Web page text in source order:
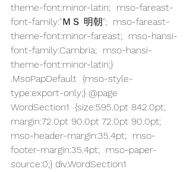
theme-font:minor-latin;  mso-fareast-
font-family:"ＭＳ 明朝";  mso-fareast-
theme-font:minor-fareast;  mso-hansi-
font-family:Cambria;  mso-hansi-
theme-font:minor-latin;}
.MsoPapDefault  {mso-style-
type:export-only;} @page
WordSection1  {size:595.0pt 842.0pt;
margin:72.0pt 90.0pt 72.0pt 90.0pt;
mso-header-margin:35.4pt;  mso-
footer-margin:35.4pt;  mso-paper-
source:0;} div.WordSection1